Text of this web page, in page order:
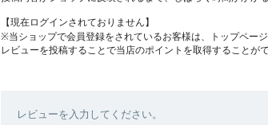
【現在ログインされておりません】
※当ショップで会員登録をされているお客様は、トップページ
レビューを投稿することで当店のポイントを取得することがで
レビューを入力してください。